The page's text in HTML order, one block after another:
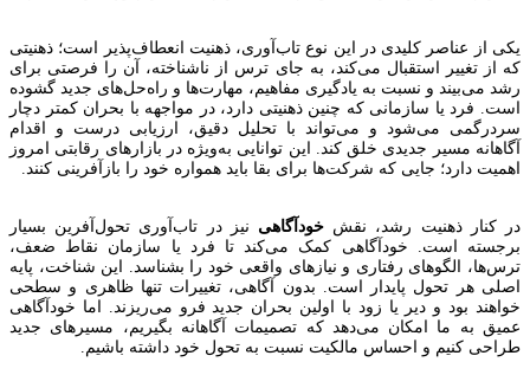
یکی از عناصر کلیدی در این نوع تاب‌آوری، ذهنیت انعطاف‌پذیر است؛ ذهنیتی
که از تغییر استقبال می‌کند، به جای ترس از ناشناخته، آن را فرصتی برای
رشد می‌بیند و نسبت به یادگیری مفاهیم، مهارت‌ها و راه‌حل‌های جدید گشوده
است. فرد یا سازمانی که چنین ذهنیتی دارد، در مواجهه با بحران کمتر دچار
سردرگمی می‌شود و می‌تواند با تحلیل دقیق، ارزیابی درست و اقدام
آگاهانه مسیر جدیدی خلق کند. این توانایی به‌ویژه در بازارهای رقابتی امروز
اهمیت دارد؛ جایی که شرکت‌ها برای بقا باید همواره خود را بازآفرینی کنند.
در کنار ذهنیت رشد، نقش خودآگاهی نیز در تاب‌آوری تحول‌آفرین بسیار
برجسته است. خودآگاهی کمک می‌کند تا فرد یا سازمان نقاط ضعف،
ترس‌ها، الگوهای رفتاری و نیازهای واقعی خود را بشناسد. این شناخت، پایه
اصلی هر تحول پایدار است. بدون آگاهی، تغییرات تنها ظاهری و سطحی
خواهند بود و دیر یا زود با اولین بحران جدید فرو می‌ریزند. اما خودآگاهی
عمیق به ما امکان می‌دهد که تصمیمات آگاهانه بگیریم، مسیرهای جدید
طراحی کنیم و احساس مالکیت نسبت به تحول خود داشته باشیم.